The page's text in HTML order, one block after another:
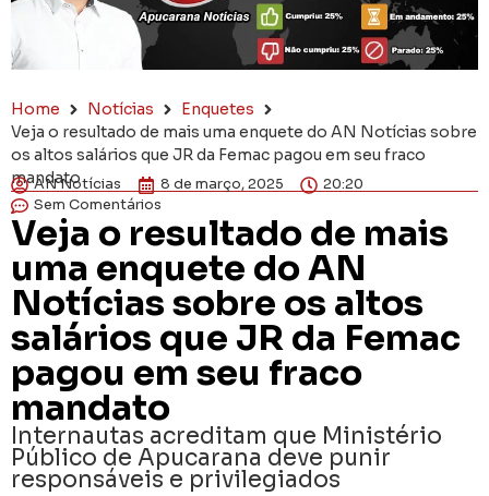
Home Notícias
Enquetes
Veja o resultado de mais uma enquete do AN Notícias sobre
os altos salários que JR da Femac pagou em seu fraco
mandato
AN Notícias 8 de março, 2025
20:20
Sem Comentários
Veja o resultado de mais
uma enquete do AN
Notícias sobre os altos
salários que JR da Femac
pagou em seu fraco
mandato
Internautas acreditam que Ministério
Público de Apucarana deve punir
responsáveis e privilegiados